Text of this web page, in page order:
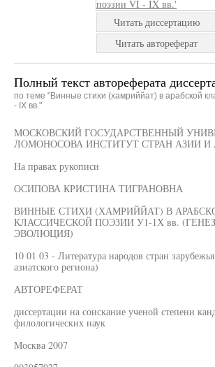
Читать диссертацию
Читать автореферат
Полный текст автореферата
по теме "Винные стихи (хамриййат) в арабской
- IX вв."
МОСКОВСКИЙ ГОСУДАРСТВЕННЫЙ
ЛОМОНОСОВА ИНСТИТУТ СТРАН АЗИИ И
На правах рукописи
ОСИПОВА КРИСТИНА ТИГРАНОВНА
ВИННЫЕ СТИХИ (ХАМРИЙЙАТ) В
КЛАССИЧЕСКОЙ ПОЭЗИИ У1-1Х вв.
ЭВОЛЮЦИЯ)
10 01 03 - Литература народов стран
азиатского региона)
АВТОРЕФЕРАТ
диссертации на соискание ученой степени
филологических наук
Москва 2007